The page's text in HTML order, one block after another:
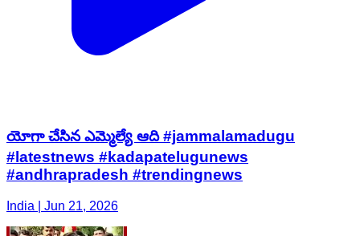
యోగా చేసిన ఎమ్మెల్యే ఆది #jammalamadugu
#latestnews #kadapatelugunews
#andhrapradesh #trendingnews
India | Jun 21, 2026